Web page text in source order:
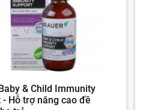
& Child Immunity
Hỗ trợ nâng cao đề